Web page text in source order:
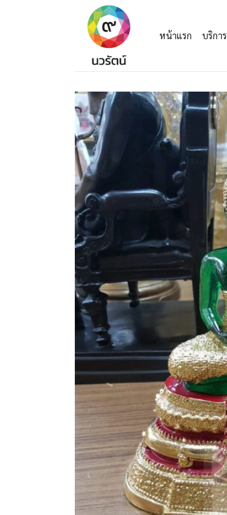
หน้าแรก บริการ